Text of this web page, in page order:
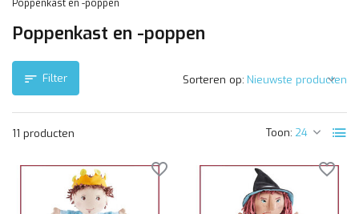
Poppenkast en -poppen
Poppenkast en -poppen
Filter
11 producten Toon:
Sorteren op: